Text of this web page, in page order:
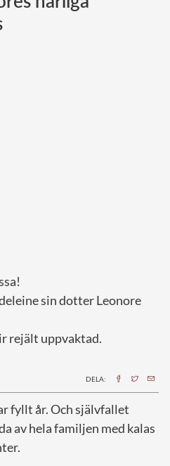
kungahuset
sin dotter Leonore
rejält uppvaktad.
DELA:
fyllt år. Och självfallet
av hela familjen med kalas